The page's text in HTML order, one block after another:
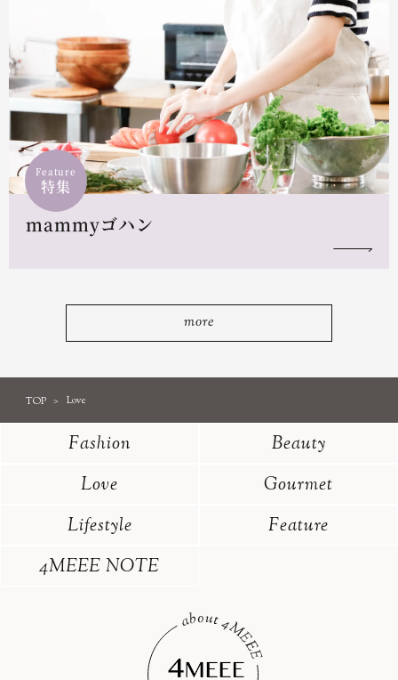
Feature
特集
mammyゴハン
more
TOP Love
Fashion
Beauty
Love
Gourmet
Lifestyle
Feature
4MEEE NOTE